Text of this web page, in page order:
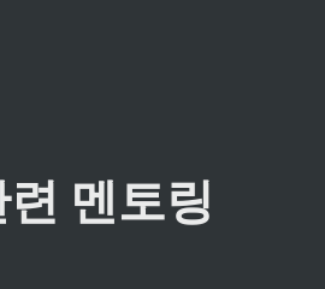
멘토링